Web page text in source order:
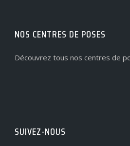
NOS CENTRES DE POSES
Découvrez tous nos centres de
SUIVEZ-NOUS